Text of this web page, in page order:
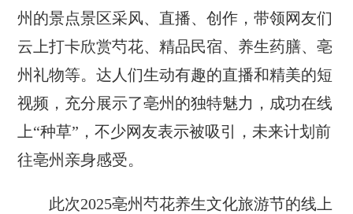
州的景点景区采风、直播、创作，带领网友们
云上打卡欣赏芍花、精品民宿、养生药膳、亳
州礼物等。达人们生动有趣的直播和精美的短
视频，充分展示了亳州的独特魅力，成功在线
上“种草”，不少网友表示被吸引，未来计划前
往亳州亲身感受。
此次2025亳州芍花养生文化旅游节的线上